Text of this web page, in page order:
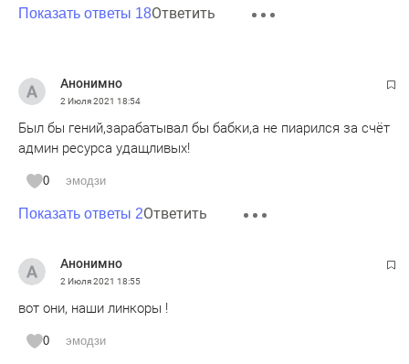
Показать ответы 18Ответить
Анонимно
2 Июля 2021 18:54
Был бы гений,зарабатывал бы бабки,а не пиарился за счёт
админ ресурса удащливых!
0 эмодзи
Показать ответы 2Ответить
Анонимно
2 Июля 2021 18:55
вот они, наши линкоры !
0 эмодзи